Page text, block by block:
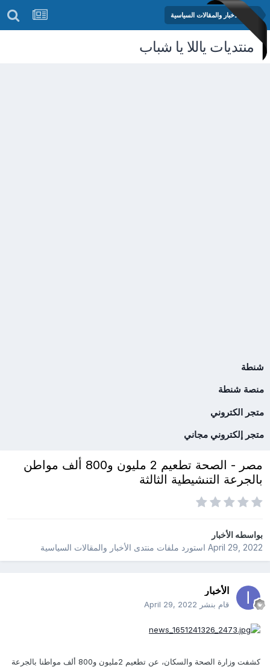
منتدى الأخبار والمقالات السياسية
منتديات ياللا يا شباب
شنطة
منصة شنطة
متجر الكتروني
متجر إلكتروني مجاني
مصر - الصحة تطعيم 2 مليون و800 ألف مواطن
بالجرعة التنشيطية الثالثة
بواسطهالأخبار
April 29, 2022استورد ملفات منتدى الأخبار والمقالات السياسية
الأخبار
قام بنشر April 29, 2022
كشفت وزارة الصحة والسكان، عن تطعيم 2مليون و800 ألف مواطنا بالجرعة